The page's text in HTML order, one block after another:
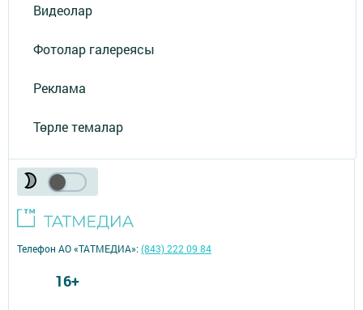
Видеолар
Фотолар галереясы
Реклама
Төрле темалар
Телефон АО «ТАТМЕДИА»:(843) 222 09 84
16+